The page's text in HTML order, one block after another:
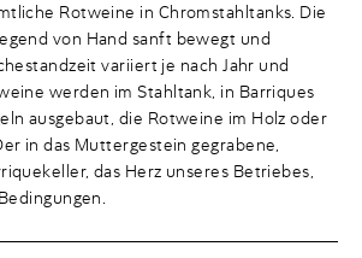
Rotweine in Chromstahltanks. Die
von Hand sanft bewegt und
variiert je nach Jahr und
werden im Stahltank, in Barriques
ausgebaut, die Rotweine im Holz oder
in das Muttergestein gegrabene,
das Herz unseres Betriebes,